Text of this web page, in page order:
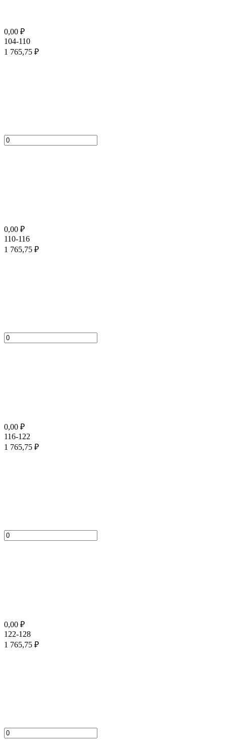
0,00 ₽
104-110
1 765,75 ₽
0,00 ₽
110-116
1 765,75 ₽
0,00 ₽
116-122
1 765,75 ₽
0,00 ₽
122-128
1 765,75 ₽